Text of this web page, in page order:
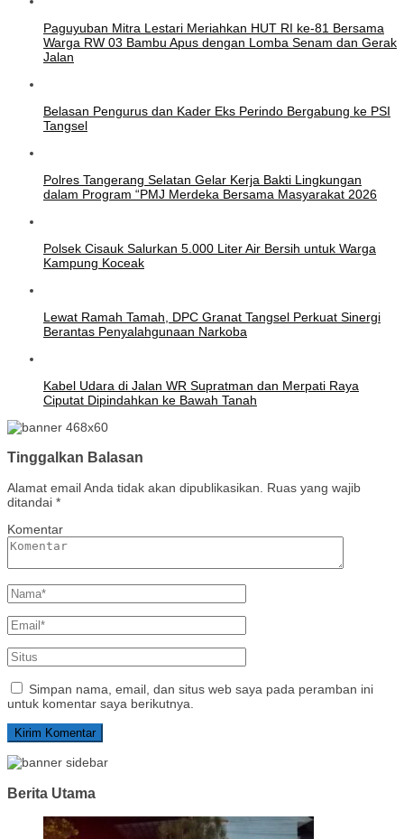
Paguyuban Mitra Lestari Meriahkan HUT RI ke-81 Bersama
Warga RW 03 Bambu Apus dengan Lomba Senam dan Gerak
Jalan
Belasan Pengurus dan Kader Eks Perindo Bergabung ke PSI
Tangsel
Polres Tangerang Selatan Gelar Kerja Bakti Lingkungan
dalam Program “PMJ Merdeka Bersama Masyarakat 2026
Polsek Cisauk Salurkan 5.000 Liter Air Bersih untuk Warga
Kampung Koceak
Lewat Ramah Tamah, DPC Granat Tangsel Perkuat Sinergi
Berantas Penyalahgunaan Narkoba
Kabel Udara di Jalan WR Supratman dan Merpati Raya
Ciputat Dipindahkan ke Bawah Tanah
Tinggalkan Balasan
Alamat email Anda tidak akan dipublikasikan. Ruas yang wajib
ditandai *
Komentar
Simpan nama, email, dan situs web saya pada peramban ini
untuk komentar saya berikutnya.
Berita Utama